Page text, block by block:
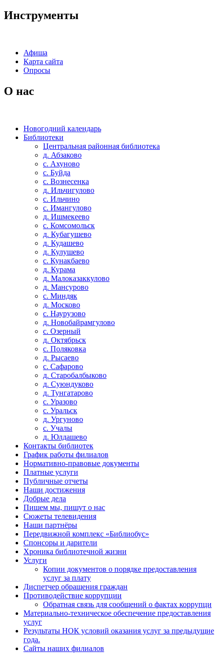
Инструменты
Афиша
Карта сайта
Опросы
О нас
Новогодний календарь
Библиотеки
Центральная районная библиотека
д. Абзаково
с. Ахуново
с. Буйда
с. Вознесенка
д. Ильчигулово
с. Ильчино
с. Имангулово
д. Ишмекеево
с. Комсомольск
д. Кубагушево
д. Кудашево
д. Кулушево
с. Кунакбаево
д. Курама
д. Малоказаккулово
д. Мансурово
с. Миндяк
д. Москово
с. Наурузово
д. Новобайрамгулово
с. Озерный
д. Октябрьск
с. Поляковка
д. Рысаево
с. Сафарово
д. Старобалбыково
д. Суюндуково
д. Тунгатарово
с. Уразово
с. Уральск
д. Ургуново
с. Учалы
д. Юлдашево
Контакты библиотек
График работы филиалов
Нормативно-правовые документы
Платные услуги
Публичные отчеты
Наши достижения
Добрые дела
Пишем мы, пишут о нас
Сюжеты телевидения
Наши партнёры
Передвижной комплекс «Библиобус»
Спонсоры и дарители
Хроника библиотечной жизни
Услуги
Копии документов о порядке предоставления
услуг за плату
Диспетчер обращения граждан
Противодействие коррупции
Обратная связь для сообщений о фактах коррупци
Материально-техническое обеспечение предоставления
услуг
Результаты НОК условий оказания услуг за предыдущие
года.
Сайты наших филиалов